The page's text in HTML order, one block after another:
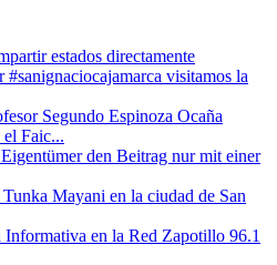
estados directamente
visitamos la
Segundo Espinoza Ocaña
el Faic...
den Beitrag nur mit einer
Mayani en la ciudad de San
en la Red Zapotillo 96.1